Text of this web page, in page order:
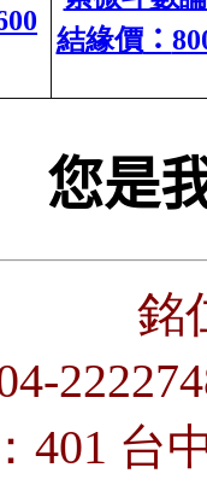
結緣價：
您是
銘
401 台